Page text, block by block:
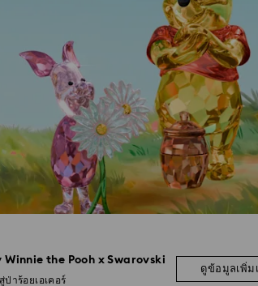
Winnie the Pooh x Swarovski
ป่าร้อยเอเคอร์
ดูข้อมูลเพิ่ม